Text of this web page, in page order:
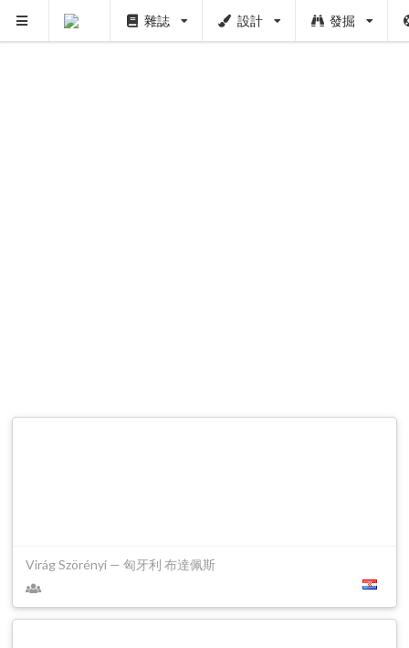
雜誌 設計 發掘
Virág Szörényi — 匈牙利 布達佩斯